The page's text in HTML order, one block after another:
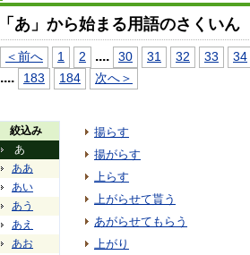
「あ」から始まる用語のさくいん
＜前へ 1 2 .... 30 31 32 33 34
.... 183 184 次へ＞
絞込み
あ
ああ
あい
あう
あえ
あお
揚らす
揚がらす
上らす
上がらせて貰う
あがらせてもらう
上がり